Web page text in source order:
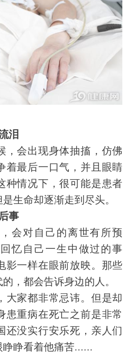
泪
，会出现身体抽搐，仿佛
着最后一口气，并且眼睛
种情况下，很可能是患者
生命却逐渐走到尽头。
事
会对自己的离世有所预
忆自己一生中做过的事
影一样在眼前放映。那些
，都会告诉身边的人。
大家都非常忌讳。但是却
患重病在死亡之前是非常
还没实行安乐死，亲人们
睁看着他痛苦......